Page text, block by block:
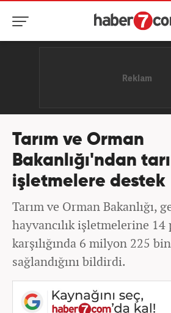
Tarım ve Orman
Bakanlığı'ndan
işletmelere destek
Tarım ve Orman Bakanlığı,
hayvancılık işletmelerine 14
karşılığında 6 milyon 225
sağlandığını bildirdi.